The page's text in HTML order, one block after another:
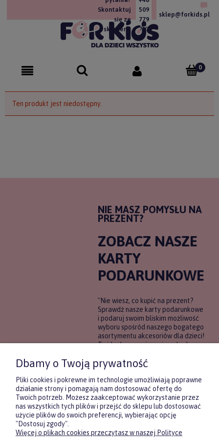
Skontaktuj
się ze
sklepem!
509
779
757
sklep@forkids.pl
Ten produkt jest niedostępny.
NIE MASZ POMYSŁU NA
PREZENT?
ZOBACZ NASZE
KARTY
PODARUNKOWE
"Nie wiesz, co kupić na prezent?
Sprawdź nasze karty podarunkowe
i podaruj swoim bliskim możliwość
wyboru spośród naszego bogatego
asortymentu akcesoriów dla dzieci!
To idealne rozwiązanie, gdy chcesz
pewności, co będzie najbardziej
trafione.
DOWIEDZ SIĘ WIĘCEJ
Dbamy o Twoją prywatność
Pliki cookies i pokrewne im technologie umożliwiają poprawne
działanie strony i pomagają nam dostosować ofertę do
Twoich potrzeb. Możesz zaakceptować wykorzystanie przez
nas wszystkich tych plików i przejść do sklepu lub dostosować
użycie plików do swoich preferencji, wybierając opcję
"Dostosuj zgody".
Więcej o plikach cookies przeczytasz w naszej Polityce